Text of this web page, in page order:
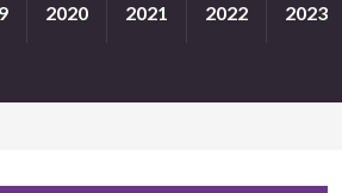
2020 2021 2022 2023